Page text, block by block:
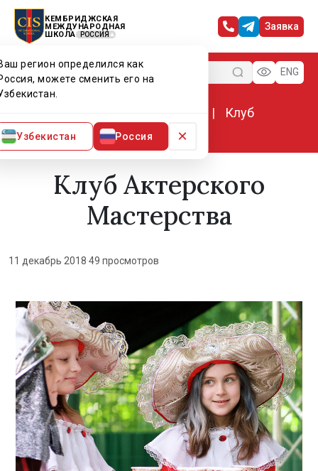
КЕМБРИДЖСКАЯ
МЕЖДУНАРОДНАЯ
ШКОЛА
РОССИЯ
регион определился как
можете сменить его на
Узбекистан Россия ×
Заявка
Меню ENG
Клуб
Актерского Мастерства
Клуб Актерского
Мастерства
11 декабрь 2018·49 просмотров